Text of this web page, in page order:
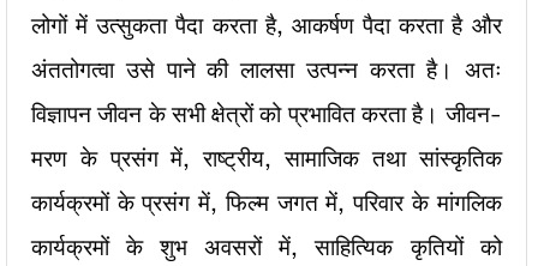
लोगों में उत्सुकता पैदा करता है, आकर्षण पैदा करता है और
अंततोगत्वा उसे पाने की लालसा उत्पन्न करता है। अतः
विज्ञापन जीवन के सभी क्षेत्रों को प्रभावित करता है। जीवन-
मरण के प्रसंग में, राष्ट्रीय, सामाजिक तथा सांस्कृतिक
कार्यक्रमों के प्रसंग में, फिल्म जगत में, परिवार के मांगलिक
कार्यक्रमों के शुभ अवसरों में, साहित्यिक कृतियों को